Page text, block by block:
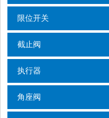
限位开关
截止阀
执行器
角座阀